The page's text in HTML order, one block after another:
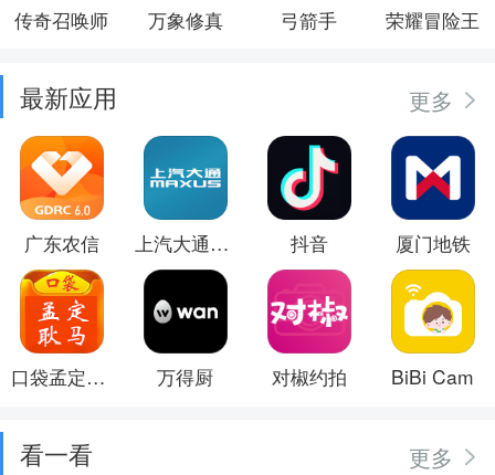
传奇召唤师 万象修真 弓箭手 荣耀冒险王
最新应用 更多
广东农信 上汽大通MAXUS 抖音 厦门地铁
口袋孟定耿马 万得厨 对椒约拍 BiBi Cam
看一看 更多